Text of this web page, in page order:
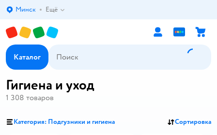
Выбор адреса доставки.
Минск Ещё
Каталог
Гигиена и уход
1 308 товаров
Категория: Подгузники и гигиена Сортировка